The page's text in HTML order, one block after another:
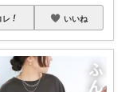
レ いいね